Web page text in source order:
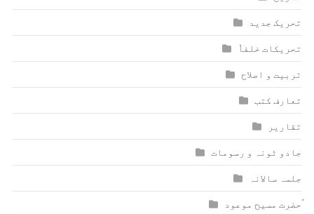
تحریک جدید
تحریکات خلفاٗ
تربیت و اصلاح
تعارف کتب
تقاریر
جادو ٹونہ و رسومات
جلسہ سالانہ
ٰؑحضرت مسیح موعود